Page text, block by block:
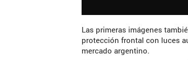
Las primeras imágenes
protección frontal con luces
mercado argentino.